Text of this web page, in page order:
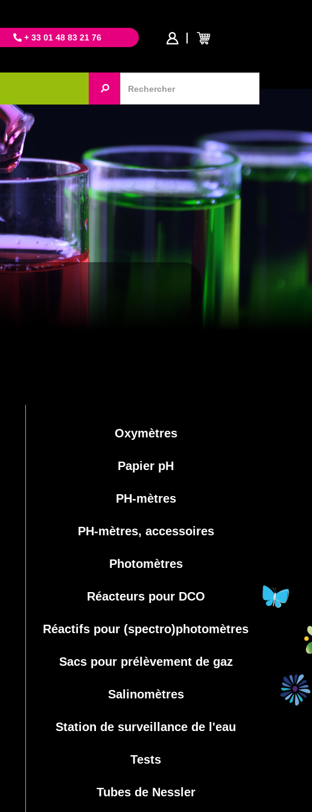
+ 33 01 48 83 21 76
Oxymètres
Papier pH
PH-mètres
PH-mètres, accessoires
Photomètres
Réacteurs pour DCO
Réactifs pour (spectro)photomètres
Sacs pour prélèvement de gaz
Salinomètres
Station de surveillance de l'eau
Tests
Tubes de Nessler